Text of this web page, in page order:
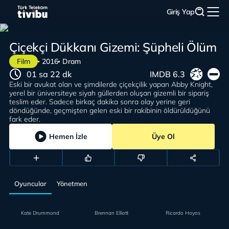
Giriş Yap
Film 2016 Dram
Çiçekçi Dükkanı Gizemi: Şüpheli Ölüm
Eski bir avukat olan ve şimdilerde çiçekçilik yapan Abby Knight,
yerel bir üniversiteye siyah güllerden oluşan gizemli bir sipariş
teslim eder. Sadece birkaç dakika sonra olay yerine geri
döndüğünde, geçmişten gelen eski bir rakibinin öldürüldüğünü
fark eder.
01 sa 22 dk IMDB 6.3
Hemen İzle Üye Ol
Oyuncular Yönetmen
Kate Drummond Brennan Elliott Ricardo Hoyos